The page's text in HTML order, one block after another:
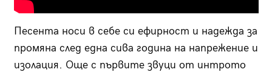
Песента носи в себе си ефирност и надежда за
промяна след една сива година на напрежение и
изолация. Още с първите звуци от интрото